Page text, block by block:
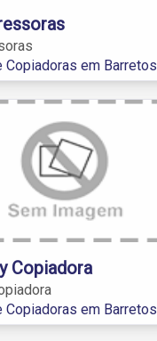
em Barretos
Copiadora
em Barretos